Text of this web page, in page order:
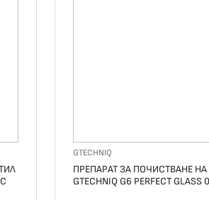
GTECHNIQ
ПРЕПАРАТ ЗА ПОЧИСТВАНЕ
GTECHNIQ G6 PERFECT GLASS